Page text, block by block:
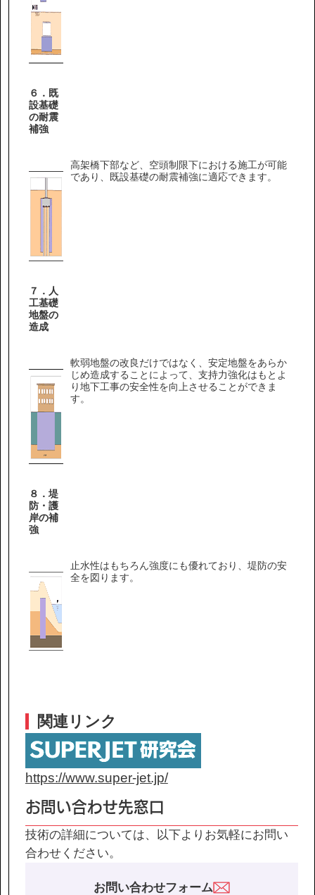
６．既
設基礎
の耐震
補強
高架橋下部など、空頭制限下における施工が可能
であり、既設基礎の耐震補強に適応できます。
７．人
工基礎
地盤の
造成
軟弱地盤の改良だけではなく、安定地盤をあらか
じめ造成することによって、支持力強化はもとよ
り地下工事の安全性を向上させることができま
す。
８．堤
防・護
岸の補
強
止水性はもちろん強度にも優れており、堤防の安
全を図ります。
関連リンク
https://www.super-jet.jp/
お問い合わせ先窓口
技術の詳細については、以下よりお気軽にお問い
合わせください。
お問い合わせフォーム